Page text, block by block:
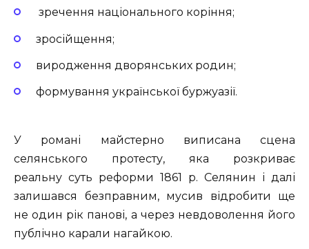
зречення національного коріння;
зросійщення;
виродження дворянських родин;
формування української буржуазії.
У романі майстерно виписана сцена
селянського протесту, яка розкриває
реальну суть реформи 1861 р. Селянин і далі
залишався безправним, мусив відробити ще
не один рік панові, а через невдоволення його
публічно карали нагайкою.